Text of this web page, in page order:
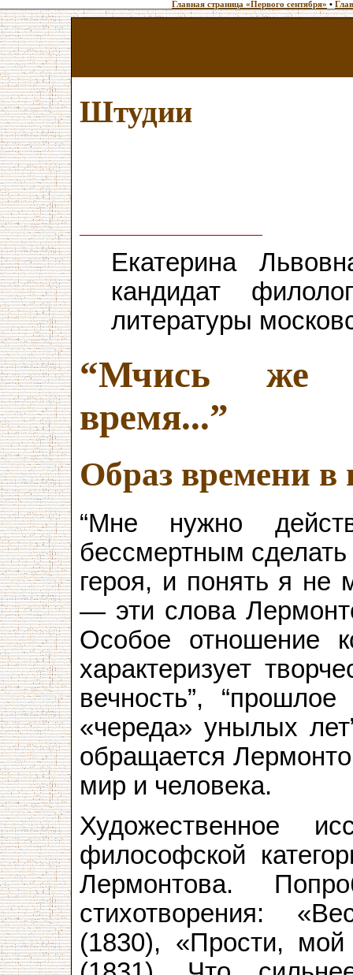
Главная страница «Первого сентября» •
Штудии
Екатерина
кандидат
литературы
“Мчись же
время...”
Образ времени в
“Мне нужно
бессмертным
героя, и понять я не
— эти слова
Особое отношение
характеризует
вечность”,
«череда» унылых
обращается
мир и человека.
Художественное
философской
Лермонтова.
стихотворения:
(1830), «Прости,